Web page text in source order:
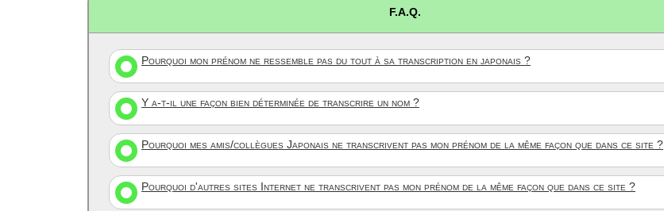
F.A.Q.
Pourquoi mon prénom ne ressemble pas du tout à sa transcription en japonais ?
Y a-t-il une façon bien déterminée de transcrire un nom ?
Pourquoi mes amis/collègues Japonais ne transcrivent pas mon prénom de la même façon que dans ce site ?
Pourquoi d'autres sites Internet ne transcrivent pas mon prénom de la même façon que dans ce site ?